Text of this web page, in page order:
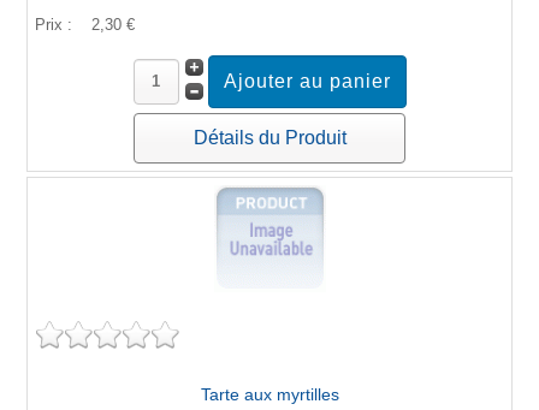
Prix : 2,30 €
Détails du Produit
Tarte aux myrtilles